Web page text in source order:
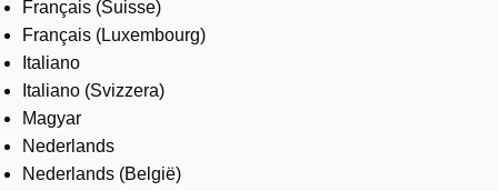
Français (Suisse)
Français (Luxembourg)
Italiano
Italiano (Svizzera)
Magyar
Nederlands
Nederlands (België)